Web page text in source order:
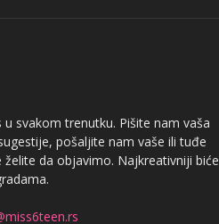
svakom trenutku. Pišite nam vaša
pošaljite nam vaše ili tuđe
da objavimo. Najkreativniji biće